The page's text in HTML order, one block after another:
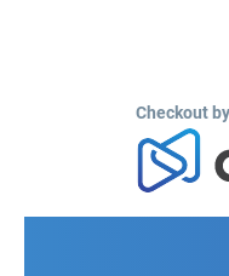
Checkout by